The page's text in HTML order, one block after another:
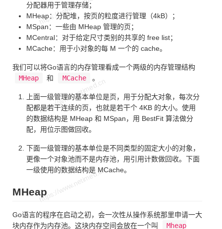
分配器用于管理存储；
MHeap：分配堆，按页的粒度进行管理（4kB）；
MSpan：一些由 MHeap 管理的页；
MCentral：对于给定尺寸类别的共享的 free list；
MCache：用于小对象的每 M 一个的 cache。
我们可以将Go语言的内存管理看成一个两级的内存管理结构
MHeap
和 MCache 。
上面一级管理的基本单位是页，用于分配大对象，每次分
配都是若干连续的页，也就是若干个 4KB 的大小。使用
的数据结构是 MHeap 和 MSpan，用 BestFit 算法做分
配，用位示图做回收。
下面一级管理的基本单位是不同类型的固定大小的对象，
更像一个对象池而不是内存池，用引用计数做回收。下面
一级使用的数据结构是 MCache。
MHeap
Go语言的程序在启动之初，会一次性从操作系统那里申请一大
块内存作为内存池。这块内存空间会放在一个叫
Mheap